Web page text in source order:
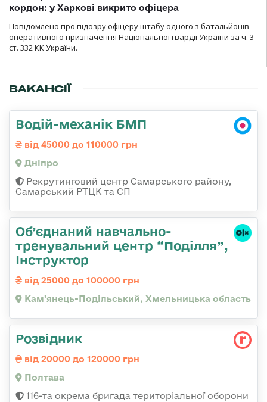
кордон: у Харкові викрито офіцера
Повідомлено про підозру офіцеру штабу одного з батальйонів
оперативного призначення Національної гвардії України за ч. 3
ст. 332 КК України.
ВАКАНСІЇ
Водій-механік БМП
від 45000 до 110000 грн
Дніпро
Рекрутинговий центр Самарського району,
Самарський РТЦК та СП
Об’єднаний навчально-
тренувальний центр “Поділля”,
Інструктор
від 25000 до 100000 грн
Кам'янець-Подільський, Хмельницька область
Розвідник
від 20000 до 120000 грн
Полтава
116-та окрема бригада територіальної оборони